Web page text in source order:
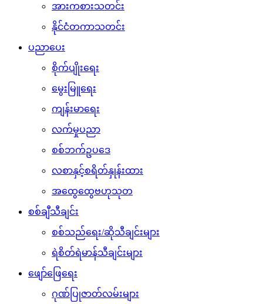
အားကစားသတင်း
နိုင်ငံတကာသတင်း
ပညာပေး
စိုက်ပျိုးရေး
မွေးမြူရေး
ကျန်းမာရေး
လက်မှုပညာ
စစ်ဘက်ဥပဒေ
လစာနှင့်စရိတ်နှုန်းထား
အထွေထွေဗဟုသုတ
စစ်ချီသီချင်း
စစ်သည်ရေး/ဆိုသီချင်းများ
ရဲစိတ်ရဲမာန်သီချင်းများ
ဖျော်ဖြေရေး
ဂုဏ်ပြုဇာတ်လမ်းများ